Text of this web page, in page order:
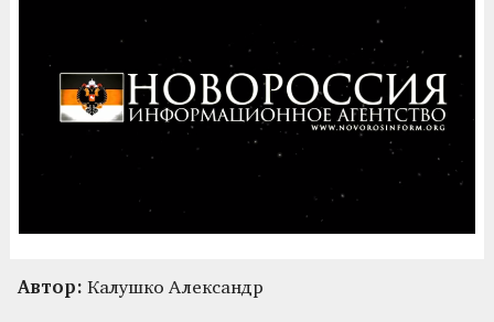
Автор: Калушко Александр